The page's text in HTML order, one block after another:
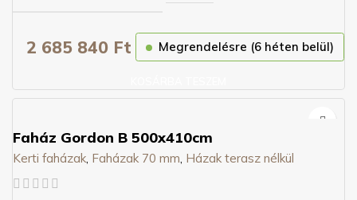
2 685 840 Ft Megrendelésre (6 héten belül)
Faház Gordon B 500x410cm
Kerti faházak, Faházak 70 mm, Házak terasz nélkül